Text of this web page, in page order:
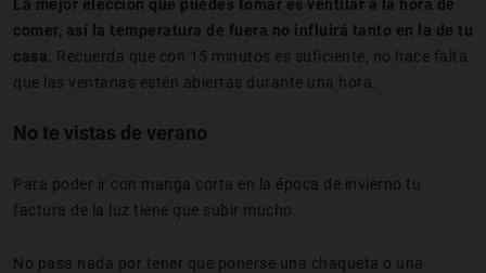
La mejor elección que puedes tomar es ventilar a la hora de
comer, así la temperatura de fuera no influirá tanto en la de tu
casa . Recuerda que con 15 minutos es suficiente, no hace falta
que las ventanas estén abiertas durante una hora.
No te vistas de verano
Para poder ir con manga corta en la época de invierno tu
factura de la luz tiene que subir mucho.
No pasa nada por tener que ponerse una chaqueta o una